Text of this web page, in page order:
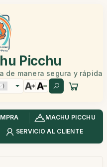
Picchu
de manera segura y rápida
MACHU PICCHU
SERVICIO AL CLIENTE